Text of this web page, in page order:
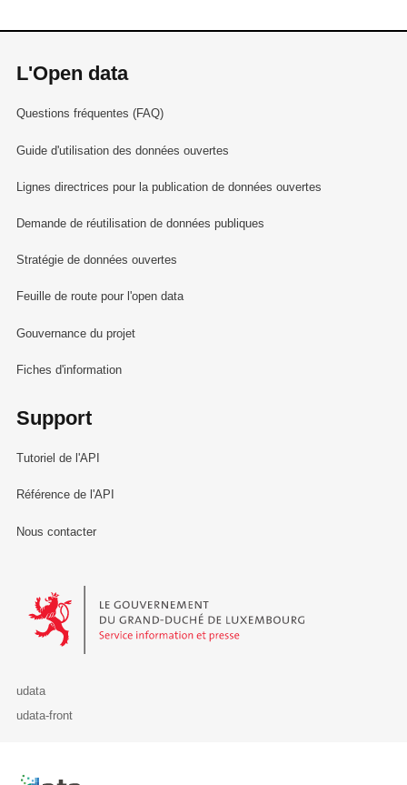
L'Open data
Questions fréquentes (FAQ)
Guide d'utilisation des données ouvertes
Lignes directrices pour la publication de données ouvertes
Demande de réutilisation de données publiques
Stratégie de données ouvertes
Feuille de route pour l'open data
Gouvernance du projet
Fiches d'information
Support
Tutoriel de l'API
Référence de l'API
Nous contacter
Le Gouvernement du Grand-Duché de Luxembourg - Service
udata
udata-front